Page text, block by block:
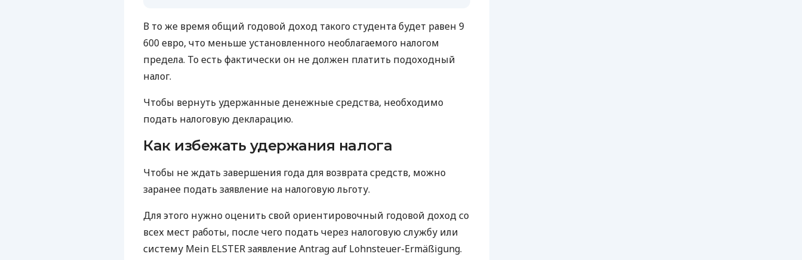
В то же время общий годовой доход такого студента будет равен 9
600 евро, что меньше установленного необлагаемого налогом
предела. То есть фактически он не должен платить подоходный
налог.
Чтобы вернуть удержанные денежные средства, необходимо
подать налоговую декларацию.
Как избежать удержания налога
Чтобы не ждать завершения года для возврата средств, можно
заранее подать заявление на налоговую льготу.
Для этого нужно оценить свой ориентировочный годовой доход со
всех мест работы, после чего подать через налоговую службу или
систему Mein ELSTER заявление Antrag auf Lohnsteuer-Ermäßigung.